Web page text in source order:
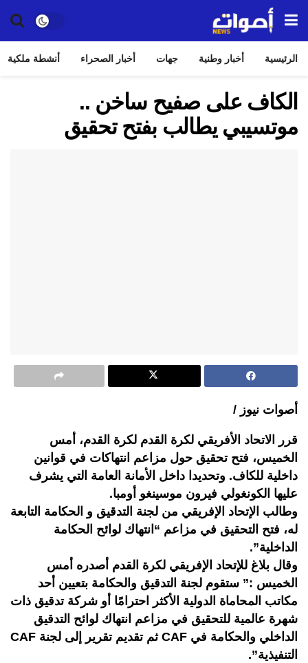
الرئيسية أخبار وطنية جهات أخبار الصحراء أنشطة ملكية
الكاف على صفيح ساخن ..
موتسيبي يطالب بفتح تحقيق
أصوات نيوز /
قرر الاتحاد الأفريقي لكرة القدم لكرة القدم، أمس
الخميس، فتح تحقيق حول مزاعم انتهاكات في قوانين
داخلية للكاف. وتحديدا داخل الأمانة العامة التي يشرف
عليها الكونغولي فيرون موسينغو أومبا.
وطالب الإتحاد الإفريقي من لجنة التدقيق و الحكامة التابعة
له، فتح التحقيق في مزاعم “انتهاك لوائح الحكامة
الداخلية”.
وقال بلاغ للإتحاد الإفريقي لكرة القدم أصدره أمس
الخميس :” ستقوم لجنة التدقيق والحكامة بتعيين أحد
مكاتب المحاماة الدولية الأكثر احترامًا أو شركة تدقيق ذات
شهرة عالمية للتحقيق في مزاعم انتهاك لوائح التدقيق
الداخلي والحكامة في CAF ثم تقديم تقرير إلى لجنة CAF
التنفيذية”.